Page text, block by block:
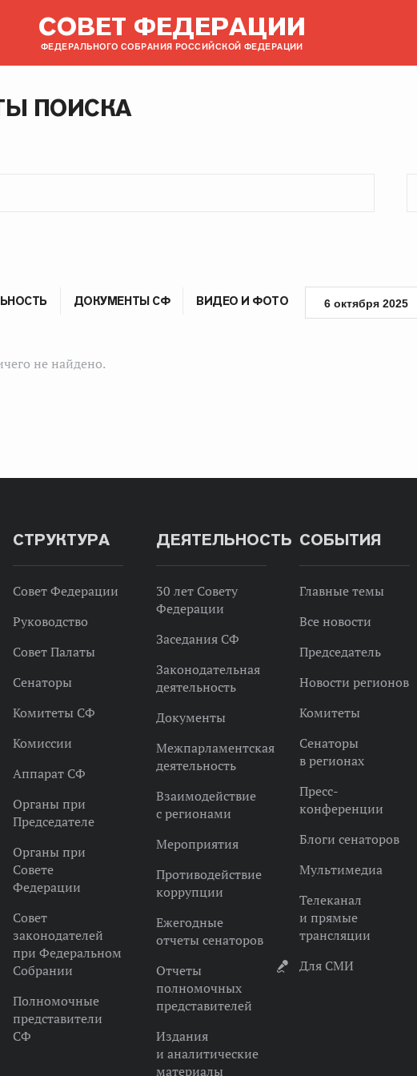
СОВЕТ ФЕДЕРАЦИИ
ФЕДЕРАЛЬНОГО СОБРАНИЯ РОССИЙСКОЙ ФЕДЕРАЦИИ
ПОИСКА
ДОКУМЕНТЫ СФ ВИДЕО И ФОТО 6 октября 2025
не найдено.
СТРУКТУРА
Совет Федерации
Руководство
Совет Палаты
Сенаторы
Комитеты СФ
Комиссии
Аппарат СФ
Органы при
Председателе
Органы при
Совете
Федерации
Совет
законодателей
при Федеральном
Собрании
Полномочные
представители
СФ
ДЕЯТЕЛЬНОСТЬ
30 лет Совету
Федерации
Заседания СФ
Законодательная
деятельность
Документы
Межпарламентская
деятельность
Взаимодействие
с регионами
Мероприятия
Противодействие
коррупции
Ежегодные
отчеты сенаторов
Отчеты
полномочных
представителей
Издания
и аналитические
материалы
СОБЫТИЯ
Главные темы
Все новости
Председатель
Новости регионов
Комитеты
Сенаторы
в регионах
Пресс-
конференции
Блоги сенаторов
Мультимедиа
Телеканал
и прямые
трансляции
Для СМИ